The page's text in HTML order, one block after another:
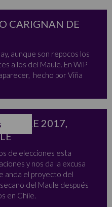
CARIGNAN DE
aunque son repocos los
a los del Maule. En WiP
hecho por Viña
2017,
de elecciones esta
y nos da la excusa
anda el proyecto del
del Maule después
en Chile.